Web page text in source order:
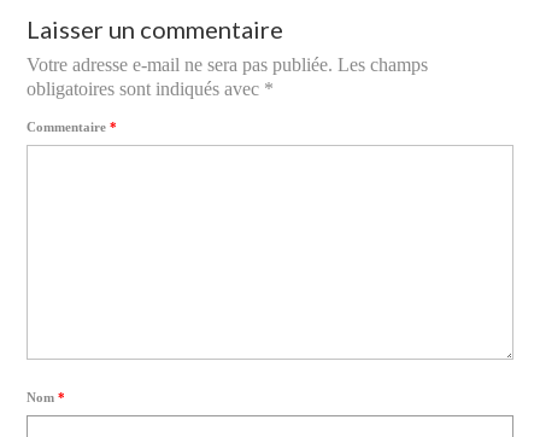
Laisser un commentaire
Votre adresse e-mail ne sera pas publiée. Les champs
obligatoires sont indiqués avec *
Commentaire*
Nom*